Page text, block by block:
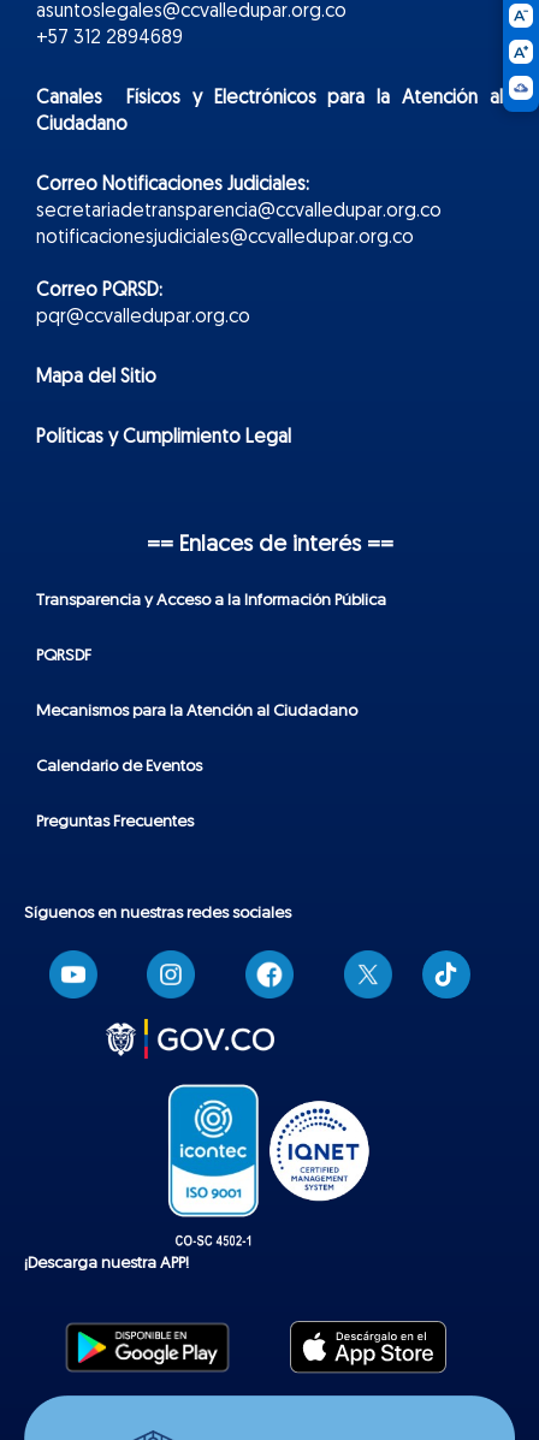
asuntoslegales@ccvalledupar.org.co
+57 312 2894689
Canales Físicos yElectrónicospara la Atención al
Ciudadano
Correo Notificaciones Judiciales:
secretariadetransparencia@ccvalledupar.org.co
notificacionesjudiciales@ccvalledupar.org.co
Correo PQRSD:
pqr@ccvalledupar.org.co
Mapa del Sitio
Políticas y Cumplimiento Legal
== Enlaces de interés ==
Transparencia y Acceso a la Información Pública
PQRSDF
Mecanismos para la Atención al Ciudadano
Calendario de Eventos
Preguntas Frecuentes
Síguenos en nuestras redes sociales
T
i
k
¡Descarga nuestra APP!